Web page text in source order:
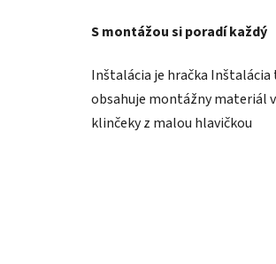
S montážou si poradí každý
Inštalácia je hračka
obsahuje montážny materiál
klinčeky z malou hlavičkou